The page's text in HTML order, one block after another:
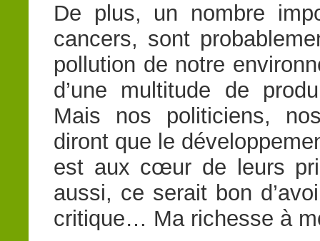
De plus, un nombre
cancers, sont
pollution de notre
d’une multitude de
Mais nos politiciens,
diront que le
est aux cœur de leurs
aussi, ce serait bon
critique… Ma richesse à